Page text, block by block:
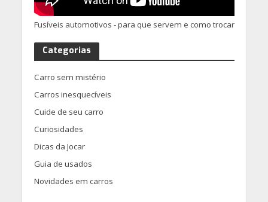
Fusíveis automotivos - para que servem e como trocar
Categorias
Carro sem mistério
Carros inesquecíveis
Cuide de seu carro
Curiosidades
Dicas da Jocar
Guia de usados
Novidades em carros